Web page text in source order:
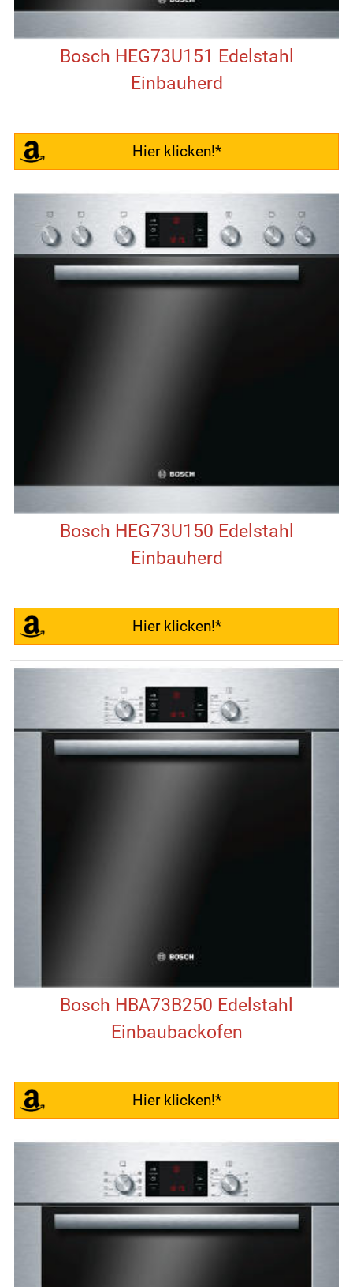
Bosch HEG73U151 Edelstahl
Einbauherd
Hier klicken!*
Bosch HEG73U150 Edelstahl
Einbauherd
Hier klicken!*
Bosch HBA73B250 Edelstahl
Einbaubackofen
Hier klicken!*